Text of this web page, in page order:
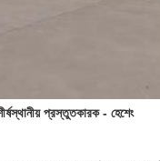
প্রস্তুতকারক - হেশেং